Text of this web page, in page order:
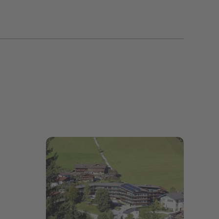
Bildergalerie öffnen